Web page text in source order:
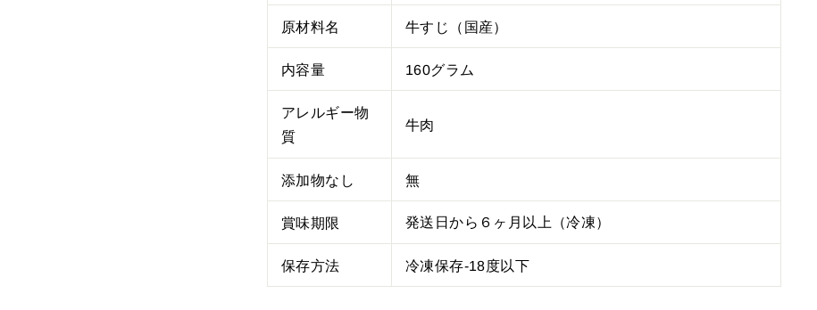
原材料名 牛すじ（国産）
内容量 160グラム
アレルギー物
質
牛肉
添加物なし 無
賞味期限 発送日から６ヶ月以上（冷凍）
保存方法 冷凍保存-18度以下